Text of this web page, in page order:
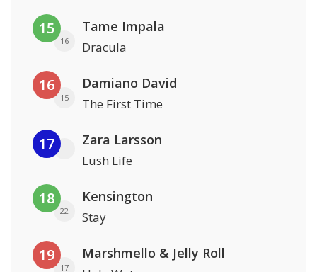
15
16
Tame Impala
Dracula
16
15
Damiano David
The First Time
17 Zara Larsson
Lush Life
18
22
Kensington
Stay
19
17
Marshmello & Jelly Roll